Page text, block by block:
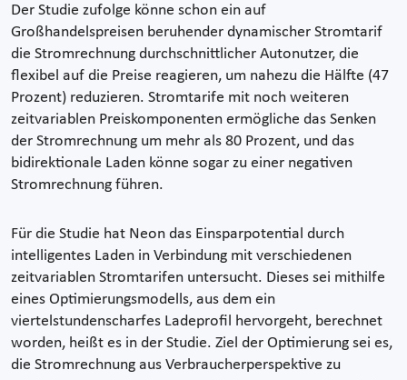
Der Studie zufolge könne schon ein auf
Großhandelspreisen beruhender dynamischer Stromtarif
die Stromrechnung durchschnittlicher Autonutzer, die
flexibel auf die Preise reagieren, um nahezu die Hälfte (47
Prozent) reduzieren. Stromtarife mit noch weiteren
zeitvariablen Preiskomponenten ermögliche das Senken
der Stromrechnung um mehr als 80 Prozent, und das
bidirektionale Laden könne sogar zu einer negativen
Stromrechnung führen.
Für die Studie hat Neon das Einsparpotential durch
intelligentes Laden in Verbindung mit verschiedenen
zeitvariablen Stromtarifen untersucht. Dieses sei mithilfe
eines Optimierungsmodells, aus dem ein
viertelstundenscharfes Ladeprofil hervorgeht, berechnet
worden, heißt es in der Studie. Ziel der Optimierung sei es,
die Stromrechnung aus Verbraucherperspektive zu